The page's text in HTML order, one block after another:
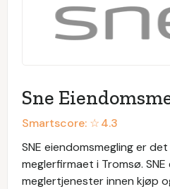
Sne
Smartscore: ☆4.3
SNE eiendomsmegling er
meglerfirmaet i Tromsø.
meglertjenester innen kjøp